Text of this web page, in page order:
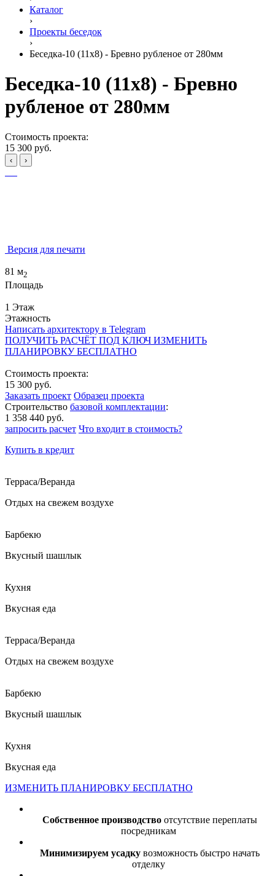
Каталог
›
Проекты беседок
›
Беседка-10 (11x8) - Бревно рубленое от 280мм
Беседка-10 (11x8) - Бревно
рубленое от 280мм
Стоимость проекта:
15 300 руб.
‹ ›
Версия для печати
81 м2
Площадь
1 Этаж
Этажность
Написать архитектору в Telegram
ПОЛУЧИТЬ РАСЧЁТ ПОД КЛЮЧ ИЗМЕНИТЬ
ПЛАНИРОВКУ БЕСПЛАТНО
Стоимость проекта:
15 300 руб.
Заказать проект Образец проекта
Строительство базовой комплектации:
1 358 440 руб.
запросить расчет Что входит в стоимость?
Купить в кредит
Терраса/Веранда
Отдых на свежем воздухе
Барбекю
Вкусный шашлык
Кухня
Вкусная еда
Терраса/Веранда
Отдых на свежем воздухе
Барбекю
Вкусный шашлык
Кухня
Вкусная еда
ИЗМЕНИТЬ ПЛАНИРОВКУ БЕСПЛАТНО
Собственное производство отсутствие переплаты
посредникам
Минимизируем усадку возможность быстро начать
отделку